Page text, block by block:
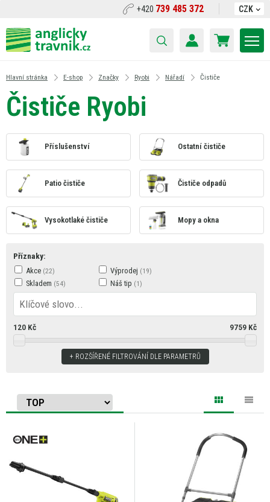
+420 739 485 372 CZK
Hlavní stránka E-shop Značky Ryobi Nářadí Čističe
Čističe Ryobi
Příslušenství Ostatní čističe
Patio čističe Čističe odpadů
Vysokotlaké čističe Mopy a okna
Příznaky:
Akce
Skladem
Výprodej
Náš tip
120Kč 9759 Kč
ROZŠÍŘENÉ FILTROVÁNÍ DLE PARAMETRŮ